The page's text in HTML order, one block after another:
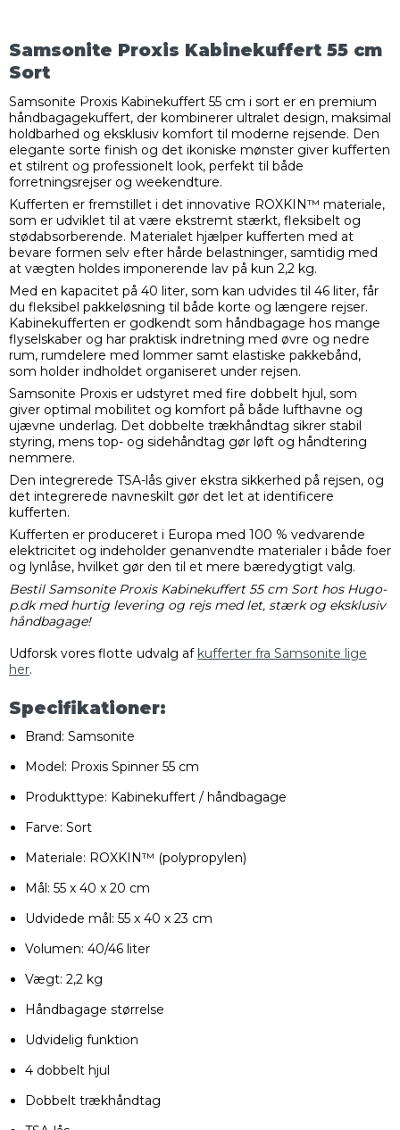
Samsonite Proxis Kabinekuffert 55 cm
Sort
Samsonite Proxis Kabinekuffert 55 cm i sort er en premium
håndbagagekuffert, der kombinerer ultralet design, maksimal
holdbarhed og eksklusiv komfort til moderne rejsende. Den
elegante sorte finish og det ikoniske mønster giver kufferten
et stilrent og professionelt look, perfekt til både
forretningsrejser og weekendture.
Kufferten er fremstillet i det innovative ROXKIN™ materiale,
som er udviklet til at være ekstremt stærkt, fleksibelt og
stødabsorberende. Materialet hjælper kufferten med at
bevare formen selv efter hårde belastninger, samtidig med
at vægten holdes imponerende lav på kun 2,2 kg.
Med en kapacitet på 40 liter, som kan udvides til 46 liter, får
du fleksibel pakkeløsning til både korte og længere rejser.
Kabinekufferten er godkendt som håndbagage hos mange
flyselskaber og har praktisk indretning med øvre og nedre
rum, rumdelere med lommer samt elastiske pakkebånd,
som holder indholdet organiseret under rejsen.
Samsonite Proxis er udstyret med fire dobbelt hjul, som
giver optimal mobilitet og komfort på både lufthavne og
ujævne underlag. Det dobbelte trækhåndtag sikrer stabil
styring, mens top- og sidehåndtag gør løft og håndtering
nemmere.
Den integrerede TSA-lås giver ekstra sikkerhed på rejsen, og
det integrerede navneskilt gør det let at identificere
kufferten.
Kufferten er produceret i Europa med 100 % vedvarende
elektricitet og indeholder genanvendte materialer i både foer
og lynlåse, hvilket gør den til et mere bæredygtigt valg.
Bestil Samsonite Proxis Kabinekuffert 55 cm Sort hos Hugo-
p.dk med hurtig levering og rejs med let, stærk og eksklusiv
håndbagage!
Udforsk vores flotte udvalg af kufferter fra Samsonite lige
her.
Specifikationer:
Brand: Samsonite
Model: Proxis Spinner 55 cm
Produkttype: Kabinekuffert / håndbagage
Farve: Sort
Materiale: ROXKIN™ (polypropylen)
Mål: 55 x 40 x 20 cm
Udvidede mål: 55 x 40 x 23 cm
Volumen: 40/46 liter
Vægt: 2,2 kg
Håndbagage størrelse
Udvidelig funktion
4 dobbelt hjul
Dobbelt trækhåndtag